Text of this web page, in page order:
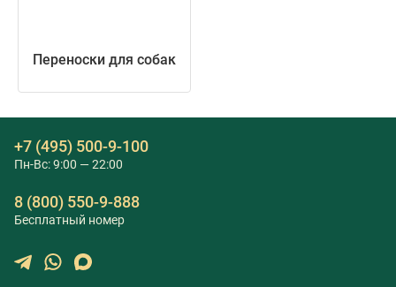
Переноски для собак
+7 (495) 500-9-100
Пн-Вс: 9:00 — 22:00
8 (800) 550-9-888
Бесплатный номер